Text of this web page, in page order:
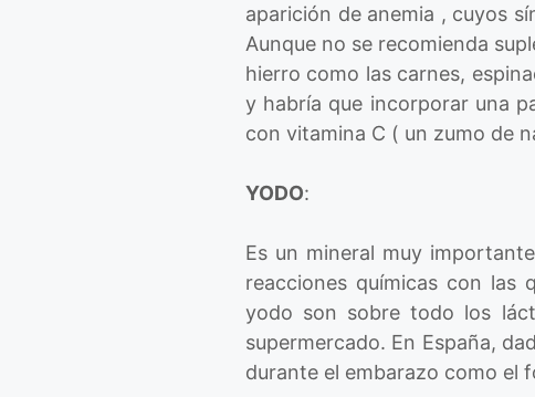
aparición de anemia , cuyos
Aunque no se recomienda
hierro como las carnes,
y habría que incorporar una
con vitamina C ( un zumo de
YODO:
Es un mineral muy
reacciones químicas con las
yodo son sobre todo los
supermercado. En España,
durante el embarazo como el